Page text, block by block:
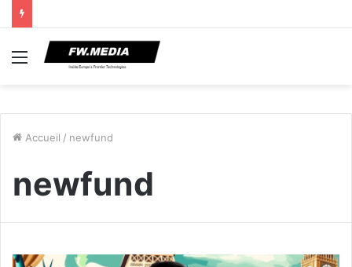
Menu
Accueil / newfund
newfund